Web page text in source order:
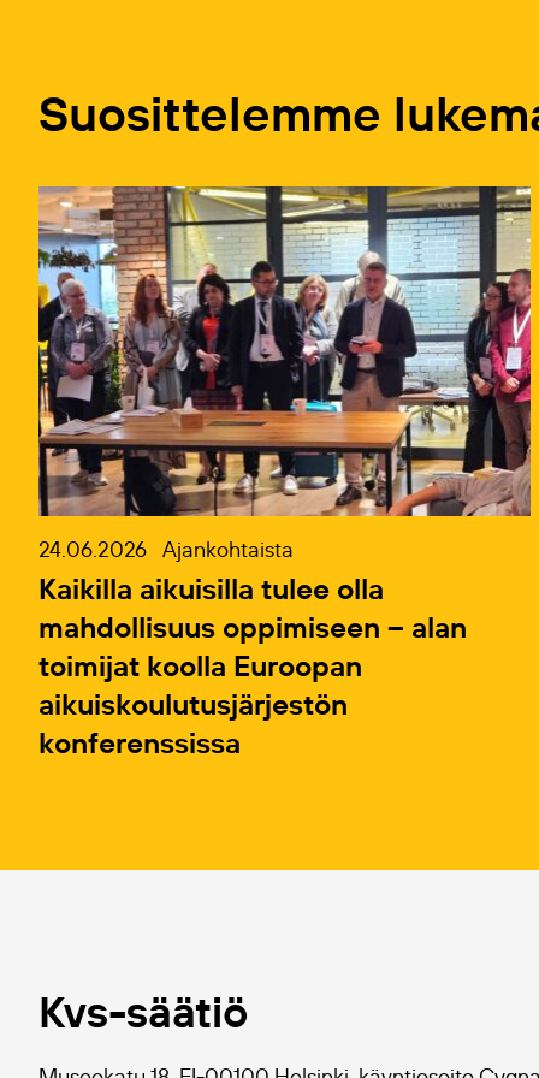
Suosittelemme
24.06.2026 Ajankohtaista
Kaikilla aikuisilla tulee olla
mahdollisuus oppimiseen – alan
toimijat koolla Euroopan
aikuiskoulutusjärjestön
konferenssissa
Kvs-säätiö